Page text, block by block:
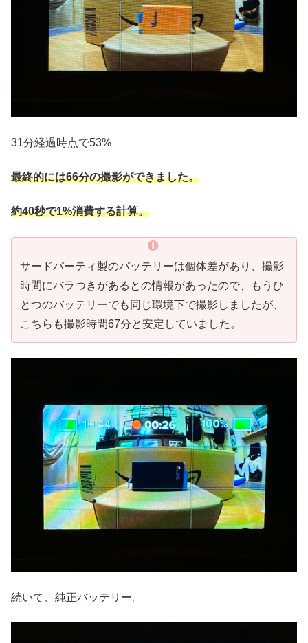
31分経過時点で53%
最終的には66分の撮影ができました。
約40秒で1%消費する計算。
サードパーティ製のバッテリーは個体差があり、撮影
時間にバラつきがあるとの情報があったので、もうひ
とつのバッテリーでも同じ環境下で撮影しましたが、
こちらも撮影時間67分と安定していました。
続いて、純正バッテリー。